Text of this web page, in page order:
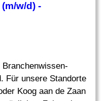
(m/w/d) -
Für unsere Standorte
Koog aan de Zaan